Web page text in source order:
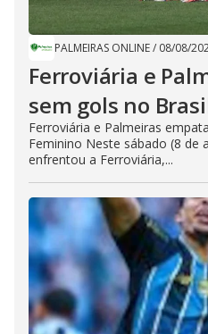
PALMEIRAS ONLINE/ 08/08/
Ferroviária e
sem gols no
Ferroviária e Palmeiras
Feminino Neste sábado (8 de
enfrentou a Ferroviária,...